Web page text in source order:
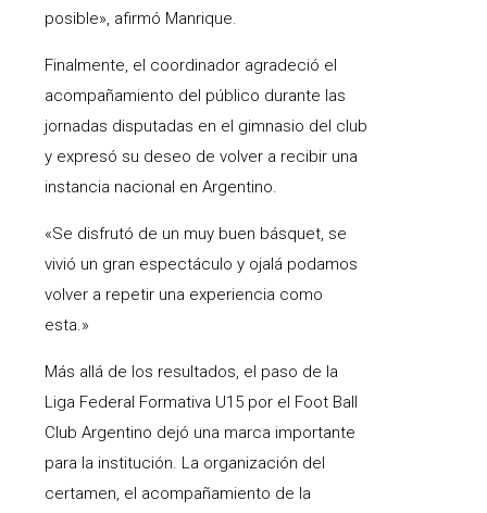
posible», afirmó Manrique.
Finalmente, el coordinador agradeció el
acompañamiento del público durante las
jornadas disputadas en el gimnasio del club
y expresó su deseo de volver a recibir una
instancia nacional en Argentino.
«Se disfrutó de un muy buen básquet, se
vivió un gran espectáculo y ojalá podamos
volver a repetir una experiencia como
esta.»
Más allá de los resultados, el paso de la
Liga Federal Formativa U15 por el Foot Ball
Club Argentino dejó una marca importante
para la institución. La organización del
certamen, el acompañamiento de la